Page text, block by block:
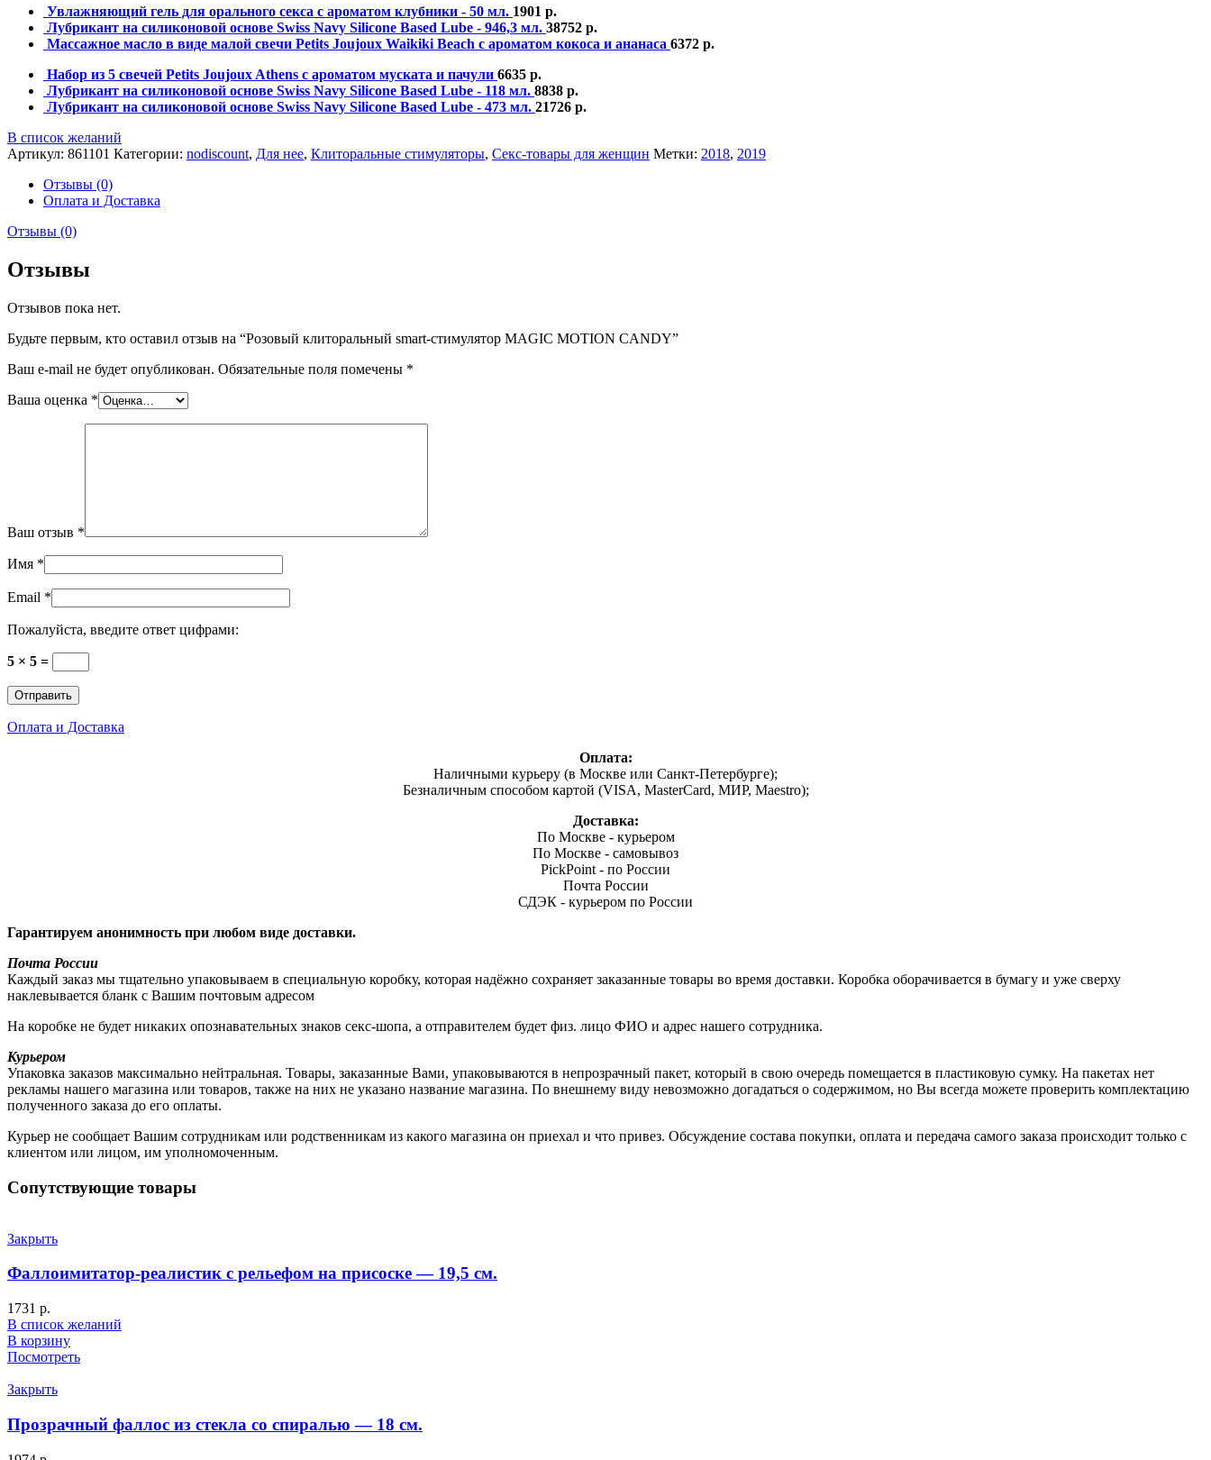
Увлажняющий гель для орального секса с ароматом клубники - 50 мл. 1901 р.
Лубрикант на силиконовой основе Swiss Navy Silicone Based Lube - 946,3 мл. 38752 р.
Массажное масло в виде малой свечи Petits Joujoux Waikiki Beach с ароматом кокоса и ананаса 6372 р.
Набор из 5 свечей Petits Joujoux Athens с ароматом муската и пачули 6635 р.
Лубрикант на силиконовой основе Swiss Navy Silicone Based Lube - 118 мл. 8838 р.
Лубрикант на силиконовой основе Swiss Navy Silicone Based Lube - 473 мл. 21726 р.
В список желаний
Артикул: 861101 Категории: nodiscount, Для нее, Клиторальные стимуляторы, Секс-товары для женщин Метки: 2018, 2019
Отзывы (0)
Оплата и Доставка
Отзывы (0)
Отзывы
Отзывов пока нет.
Будьте первым, кто оставил отзыв на “Розовый клиторальный smart-стимулятор MAGIC MOTION CANDY”
Ваш e-mail не будет опубликован. Обязательные поля помечены *
Ваша оценка *
Ваш отзыв *
Имя *
Email *
Пожалуйста, введите ответ цифрами:
5 × 5 =
Оплата и Доставка
Оплата:
Наличными курьеру (в Москве или Санкт-Петербурге);
Безналичным способом картой (VISA, MasterCard, МИР, Maestro);
Доставка:
По Москве - курьером
По Москве - самовывоз
PickPoint - по России
Почта России
СДЭК - курьером по России
Гарантируем анонимность при любом виде доставки.
Почта России
Каждый заказ мы тщательно упаковываем в специальную коробку, которая надёжно сохраняет заказанные товары во время доставки. Коробка оборачивается в бумагу и уже сверху
наклевывается бланк с Вашим почтовым адресом
На коробке не будет никаких опознавательных знаков секс-шопа, а отправителем будет физ. лицо ФИО и адрес нашего сотрудника.
Курьером
Упаковка заказов максимально нейтральная. Товары, заказанные Вами, упаковываются в непрозрачный пакет, который в свою очередь помещается в пластиковую сумку. На пакетах нет
рекламы нашего магазина или товаров, также на них не указано название магазина. По внешнему виду невозможно догадаться о содержимом, но Вы всегда можете проверить комплектацию
полученного заказа до его оплаты.
Курьер не сообщает Вашим сотрудникам или родственникам из какого магазина он приехал и что привез. Обсуждение состава покупки, оплата и передача самого заказа происходит только с
клиентом или лицом, им уполномоченным.
Сопутствующие товары
Закрыть
Фаллоимитатор-реалистик с рельефом на присоске — 19,5 см.
1731 р.
В список желаний
В корзину
Посмотреть
Закрыть
Прозрачный фаллос из стекла со спиралью — 18 см.